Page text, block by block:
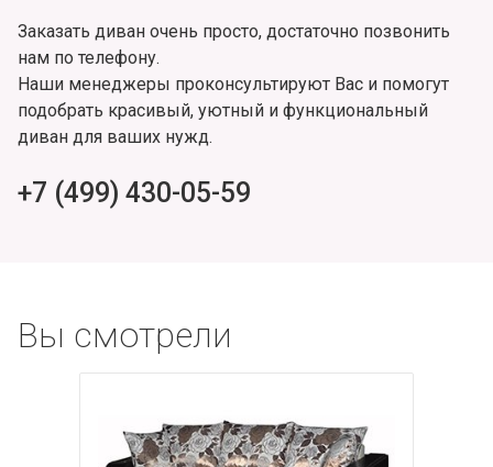
Заказать диван очень просто, достаточно позвонить
нам по телефону.
Наши менеджеры проконсультируют Вас и помогут
подобрать красивый, уютный и функциональный
диван для ваших нужд.
+7 (499) 430-05-59
Вы смотрели